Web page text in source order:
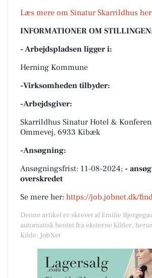
Læs mere om Sinatur Skarrildhus her
INFORMATIONER OM
- Arbejdspladsen ligger i:
Herning Kommune
-Virksomheden tilbyder:
-Arbejdsgiver:
Skarrildhus Sinatur Hotel &
Ommevej, 6933 Kibæk
-Ansøgning:
Ansøgningsfrist: 11-08-2024; -
overskredet
Se mere her: https://job.jobnet.dk/
Denne artikel er skrevet af Emilie
automatisk hentet fra eksterne kilder,
Kilde: JobNet